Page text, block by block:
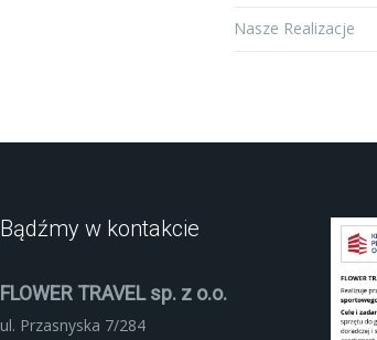
Nasze Realizacje
Bądźmy w kontakcie
FLOWER TRAVEL sp. z o.o.
ul. Przasnyska 7/284